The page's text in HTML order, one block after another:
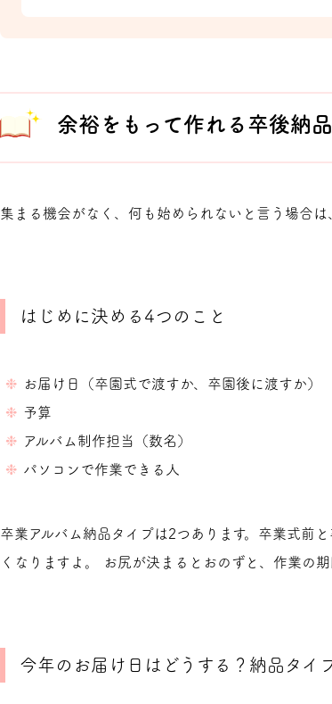
余裕をもって作れる卒後納品
集まる機会がなく、何も始められないと言う場合は
はじめに決める4つのこと
お届け日（卒園式で渡すか、卒園後に渡すか）
予算
アルバム制作担当（数名）
パソコンで作業できる人
卒業アルバム納品タイプは2つあります。卒業式前
くなりますよ。 お尻が決まるとおのずと、作業の
今年のお届け日はどうする？納品タイ